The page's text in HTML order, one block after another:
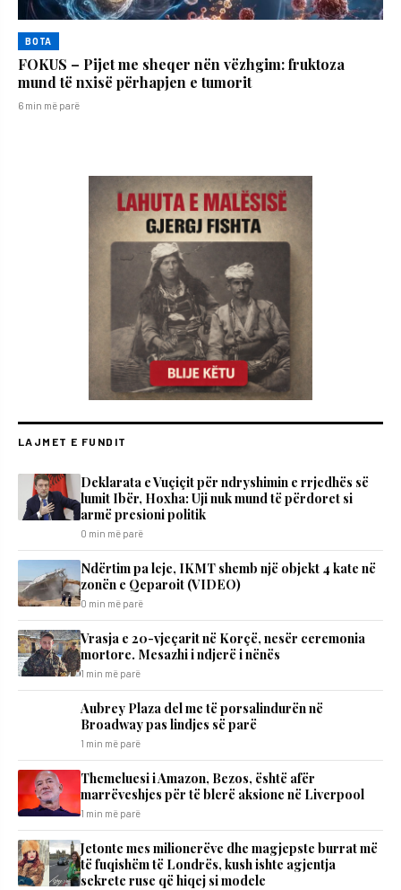
BOTA
FOKUS – Pijet me sheqer nën vëzhgim: fruktoza
mund të nxisë përhapjen e tumorit
6 min më parë
LAJMET E FUNDIT
Deklarata e Vuçiçit për ndryshimin e rrjedhës së
lumit Ibër, Hoxha: Uji nuk mund të përdoret si
armë presioni politik
0 min më parë
Ndërtim pa leje, IKMT shemb një objekt 4 kate në
zonën e Qeparoit (VIDEO)
0 min më parë
Vrasja e 20-vjeçarit në Korçë, nesër ceremonia
mortore. Mesazhi i ndjerë i nënës
1 min më parë
Aubrey Plaza del me të porsalindurën në
Broadway pas lindjes së parë
1 min më parë
Themeluesi i Amazon, Bezos, është afër
marrëveshjes për të blerë aksione në Liverpool
1 min më parë
Jetonte mes milionerëve dhe magjepste burrat më
të fuqishëm të Londrës, kush ishte agjentja
sekrete ruse që hiqej si modele